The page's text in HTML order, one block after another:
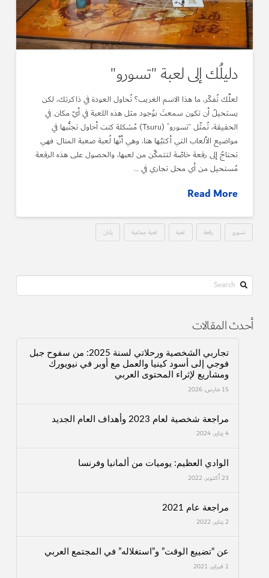
دليلُك إلى لعبة "تسورو"
لعلَّك تُفكّر، ما هذا الاسم الغريب؟ تُحاول العودة في ذاكرتك، لكن
يستحيلُ أن تكون سمعتَ بوُجود مثل هذه اللعبة في أيّ مكان. في
الحقيقة، تُمثّل “تسورو” (Tsuru) مُشكلة كنت أحاول تجنُّبها في
مواضيع الألعاب التي أكتبُها هنا، وهي أنَّها لُعبة صعبة المنال: فهي
تحتاجُ إلى رقعة خاصّة لتتمكَّن من لعبها، والحصول على هذه الرقعة
مُستحيل من أي محل تجاري في …
Read More
تسورو رقعة لعبة لعبة جماعية يابان
Search
أحدث المقالات
تجاربي الشخصية ورحلاتي لسنة 2025: من سفوح جبل
فوجي إلى أسود كينيا والعمل مع أوبر في نيويورك
ومشاريع لإثراء المحتوى العربي
15 مارس، 2026
مراجعة شخصية لعام 2023 وأهداف العام الجديد
4 يناير، 2024
الوادي العظيم: يوميات من ألمانيا وفرنسا
23 أكتوبر، 2022
مراجعة عام 2021
2 يناير، 2022
عن “تضييع الوقت” و”استغلاله” في المجتمع العربي
1 فبراير، 2021